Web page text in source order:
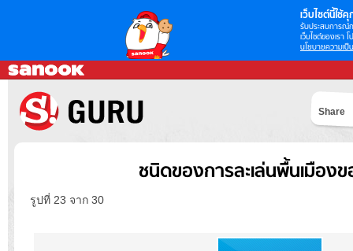
เว็บไซต์นี้ใช้คุ
รับประสบการณ์
เว็บไซต์ของเรา
นโยบายความเป็
Share
ชนิดของการละเล่นพื้นเมือง
รูปที่ 23 จาก 30